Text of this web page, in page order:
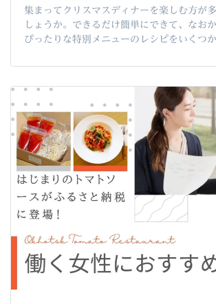
集まってクリスマスディナーを楽しむ方が
しょうか。できるだけ簡単にできて、なお
ぴったりな特別メニューのレシピをいくつ